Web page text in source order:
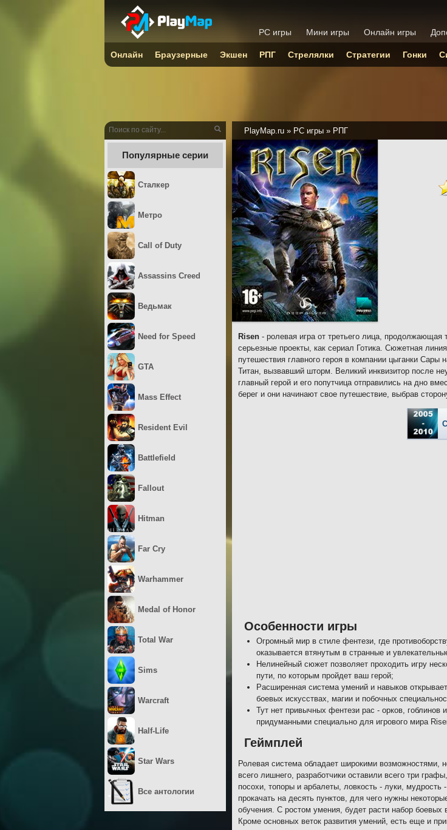
PlayMap.ru » PC игры » РПГ
Risen - ролевая игра от третьего лица,
серьезные проекты, как сериал Готика. Сюжетная
путешествия главного героя в компании цыганки Сары
Титан, вызвавший шторм. Великий инквизитор после
главный герой и его попутчица отправились на дно
берег и они начинают свое путешествие, выбрав
Особенности игры
Огромный мир в стиле фентези, где
оказывается втянутым в странные и
Нелинейный сюжет позволяет проходить игру
пути, по которым пройдет ваш герой;
Расширенная система умений и навыков
боевых искусствах, магии и побочных
Тут нет привычных фентези рас - орков,
придуманными специально для игрового мира
Геймплей
Ролевая система обладает широкими
всего лишнего, разработчики оставили всего три
посохи, топоры и арбалеты, ловкость - луки,
прокачать на десять пунктов, для чего нужны
обучения. С ростом умения, будет расти набор
Кроме основных веток развития умений, есть еще и
Популярные серии
Сталкер
Метро
Call of Duty
Assassins Creed
Ведьмак
Need for Speed
GTA
Mass Effect
Resident Evil
Battlefield
Fallout
Hitman
Far Cry
Warhammer
Medal of Honor
Total War
Sims
Warcraft
Half-Life
Star Wars
Все антологии
PC игры Мини игры Онлайн игры
Онлайн Браузерные Экшен РПГ Стрелялки Стратегии Гонки